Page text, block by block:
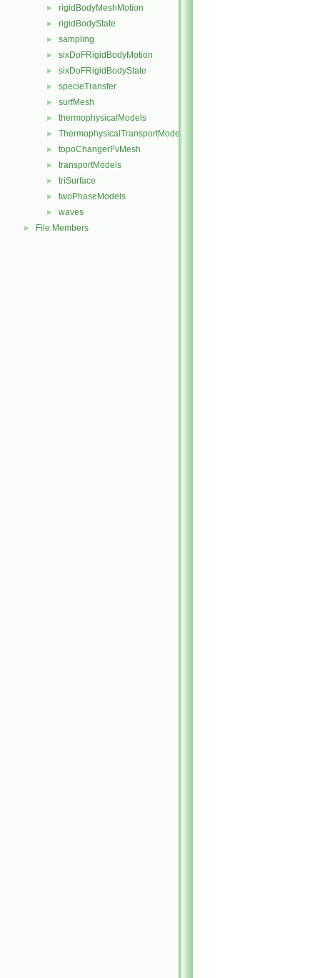
► rigidBodyMeshMotion
► rigidBodyState
► sampling
► sixDoFRigidBodyMotion
► sixDoFRigidBodyState
► specieTransfer
► surfMesh
► thermophysicalModels
► ThermophysicalTransportModels
► topoChangerFvMesh
► transportModels
► triSurface
► twoPhaseModels
► waves
► File Members